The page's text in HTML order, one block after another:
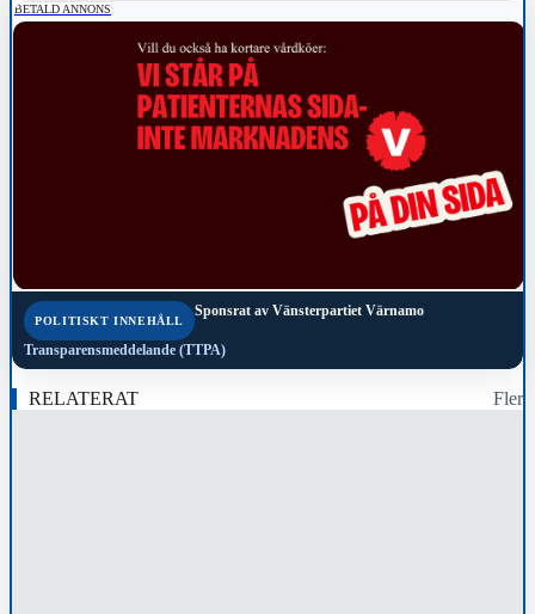
BETALD ANNONS
POLITISKT INNEHÅLL
Sponsrat av Vänsterpartiet Värnamo
Transparensmeddelande (TTPA)
RELATERAT Fler